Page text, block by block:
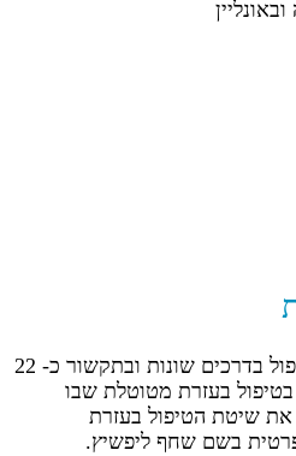
הילרית, מטפלת, עוסקת בטיפול בדרכים שונות ובתקשור כ- 22
בעזרת מטוטלת שבו
את שיטת הטיפול בעזרת
בשם שחף ליפשיץ.